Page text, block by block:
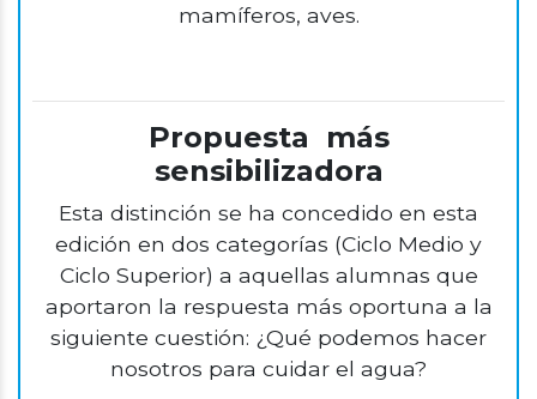
mamíferos, aves.
Propuesta más
sensibilizadora
Esta distinción se ha concedido en esta
edición en dos categorías (Ciclo Medio y
Ciclo Superior) a aquellas alumnas que
aportaron la respuesta más oportuna a la
siguiente cuestión: ¿Qué podemos hacer
nosotros para cuidar el agua?